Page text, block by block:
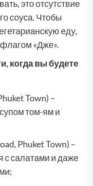
это отсутствие
соуса. Чтобы
еду,
«Дже».
когда вы будете
Town) –
том-ям и
Phuket Town) –
с салатами и даже